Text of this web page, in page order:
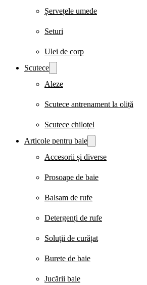
Șervețele umede
Seturi
Ulei de corp
Scutece
Aleze
Scutece antrenament la oliță
Scutece chiloțel
Articole pentru baie
Accesorii și diverse
Prosoape de baie
Balsam de rufe
Detergenți de rufe
Soluții de curățat
Burete de baie
Jucării baie